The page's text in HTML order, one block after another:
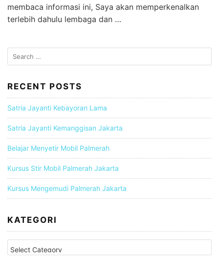
membaca informasi ini, Saya akan memperkenalkan
terlebih dahulu lembaga dan …
e
r
c
h
f
o
r
:
RECENT POSTS
Satria Jayanti Kebayoran Lama
Satria Jayanti Kemanggisan Jakarta
Belajar Menyetir Mobil Palmerah
Kursus Stir Mobil Palmerah Jakarta
Kursus Mengemudi Palmerah Jakarta
KATEGORI
K
a